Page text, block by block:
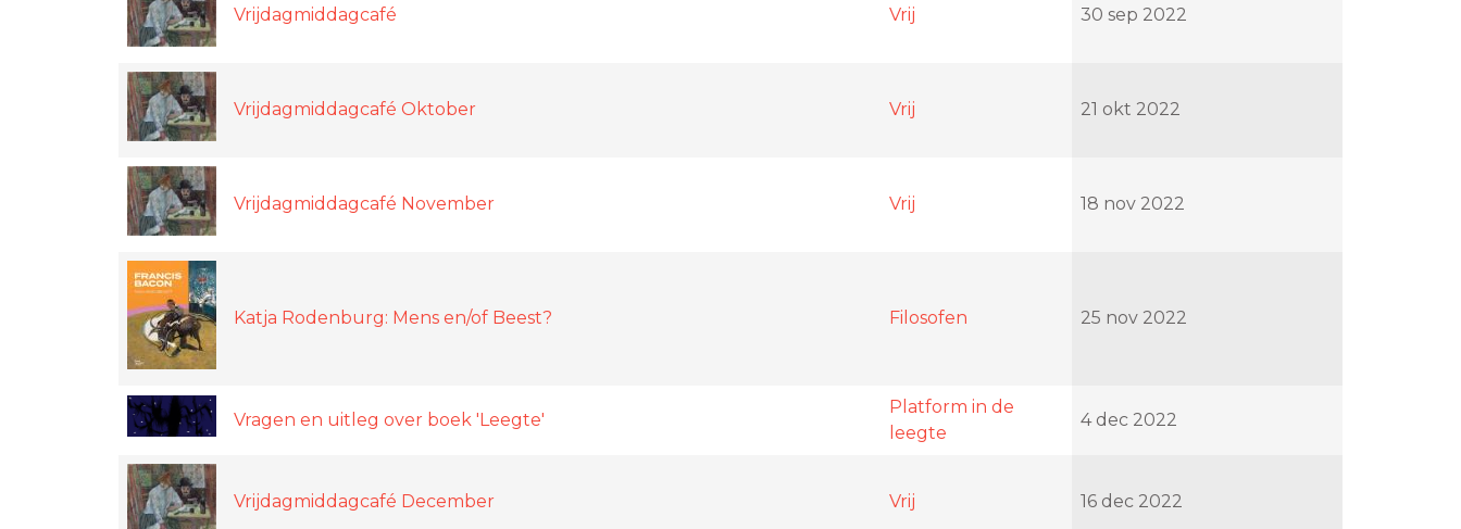
Vrijdagmiddagcafé Vrij 30 sep 2022
Vrijdagmiddagcafé Oktober Vrij 21 okt 2022
Vrijdagmiddagcafé November Vrij 18 nov 2022
Katja Rodenburg: Mens en/of Beest? Filosofen 25 nov 2022
Vragen en uitleg over boek 'Leegte'
Platform in de
leegte
4 dec 2022
Vrijdagmiddagcafé December Vrij 16 dec 2022